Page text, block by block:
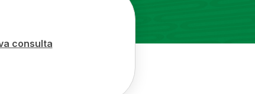
consulta